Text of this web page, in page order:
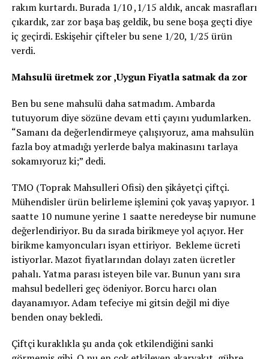
rakım kurtardı. Burada 1/10 ,1/15 aldık, ancak masrafları
çıkardık, zar zor başa baş geldik, bu sene boşa geçti diye
iç geçirdi. Eskişehir çifteler bu sene 1/20, 1/25 ürün
verdi.
Mahsulü üretmek zor ,Uygun Fiyatla satmak da zor
Ben bu sene mahsulü daha satmadım. Ambarda
tutuyorum diye sözüne devam etti çayını yudumlarken.
“Samanı da değerlendirmeye çalışıyoruz, ama mahsulün
fazla boy atmadığı yerlerde balya makinasını tarlaya
sokamıyoruz ki;” dedi.
TMO (Toprak Mahsulleri Ofisi) den şikâyetçi çiftçi.
Mühendisler ürün belirleme işlemini çok yavaş yapıyor. 1
saatte 10 numune yerine 1 saatte neredeyse bir numune
değerlendiriyor. Bu da sırada birikmeye yol açıyor. Her
birikme kamyoncuları isyan ettiriyor. Bekleme ücreti
istiyorlar. Mazot fiyatlarından dolayı zaten ücretler
pahalı. Yatma parası isteyen bile var. Bunun yanı sıra
mahsul bedelleri geç ödeniyor. Borcu harcı olan
dayanamıyor. Adam tefeciye mi gitsin değil mi diye
benden onay bekledi.
Çiftçi kuraklıkla şu anda çok etkilendiğini sanki